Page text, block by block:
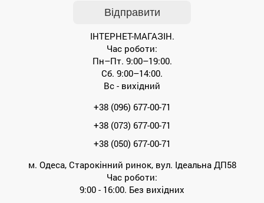
ІНТЕРНЕТ-МАГАЗІН.
Час роботи:
Пн–Пт. 9:00–19:00.
Сб. 9:00–14:00.
Вс - вихідний
+38 (096) 677-00-71
+38 (073) 677-00-71
+38 (050) 677-00-71
м. Одеса, Старокінний ринок, вул. Ідеальна ДП58
Час роботи:
9:00 - 16:00. Без вихідних